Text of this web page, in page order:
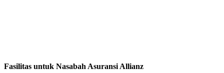
Fasilitas untuk Nasabah Asuransi Allianz